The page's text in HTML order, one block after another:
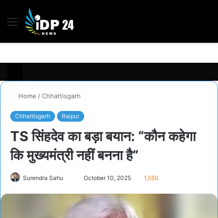
Menu
Home /Chhattisgarh
Chhattisgarh Raipur
TS सिंहदेव का बड़ा बयान: “कौन कहेगा
कि मुख्यमंत्री नहीं बनना है”
Surendra Sahu
n
October 10, 2025 1,550